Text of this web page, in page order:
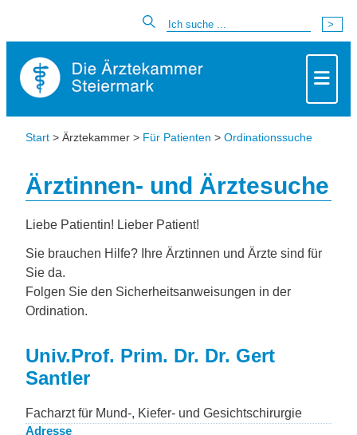
Start > Ärztekammer > Für Patienten > Ordinationssuche
Ärztinnen- und Ärztesuche
Liebe Patientin! Lieber Patient!
Sie brauchen Hilfe? Ihre Ärztinnen und Ärzte sind für
Sie da.
Folgen Sie den Sicherheitsanweisungen in der
Ordination.
Univ.Prof. Prim. Dr. Dr. Gert
Santler
Facharzt für Mund-, Kiefer- und Gesichtschirurgie
Adresse